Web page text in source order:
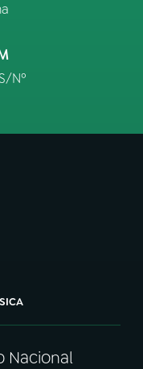
Nº
Nacional